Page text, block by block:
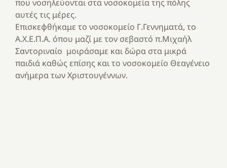
που νοσηλεύονται στα νοσοκομεία της πόλης
αυτές τις μέρες.
Επισκεφθήκαμε το νοσοκομείο Γ.Γεννηματά, το
Α.Χ.Ε.Π.Α. όπου μαζί με τον σεβαστό π.Μιχαήλ
Σαντοριναίο μοιράσαμε και δώρα στα μικρά
παιδιά καθώς επίσης και το νοσοκομείο Θεαγένειο
ανήμερα των Χριστουγέννων.